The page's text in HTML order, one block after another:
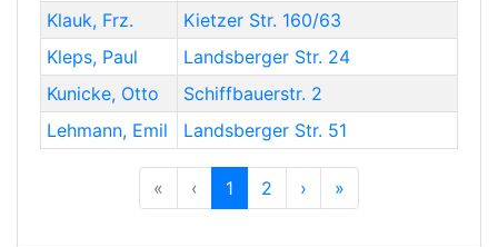
Klauk, Frz.
Kietzer Str. 160/63
Kleps, Paul
Landsberger Str. 24
Kunicke, Otto
Schiffbauerstr. 2
Lehmann, Emil Landsberger Str. 51
« Previous
‹ Previous
1 2 › Next
»